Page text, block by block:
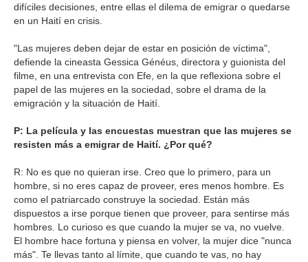
difíciles decisiones, entre ellas el dilema de emigrar o quedarse
en un Haití en crisis.
"Las mujeres deben dejar de estar en posición de víctima",
defiende la cineasta Gessica Généus, directora y guionista del
filme, en una entrevista con Efe, en la que reflexiona sobre el
papel de las mujeres en la sociedad, sobre el drama de la
emigración y la situación de Haití.
P: La película y las encuestas muestran que las mujeres se
resisten más a emigrar de Haití. ¿Por qué?
R: No es que no quieran irse. Creo que lo primero, para un
hombre, si no eres capaz de proveer, eres menos hombre. Es
como el patriarcado construye la sociedad. Están más
dispuestos a irse porque tienen que proveer, para sentirse más
hombres. Lo curioso es que cuando la mujer se va, no vuelve.
El hombre hace fortuna y piensa en volver, la mujer dice "nunca
más". Te llevas tanto al límite, que cuando te vas, no hay